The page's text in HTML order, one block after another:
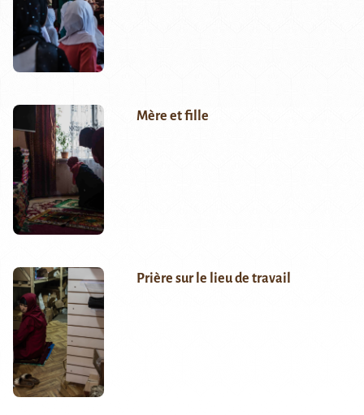
Mère et fille
Prière sur le lieu de travail